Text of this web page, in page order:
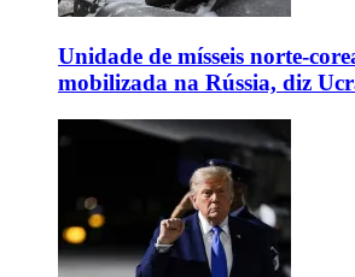
Unidade de mísseis norte-
mobilizada na Rússia, diz